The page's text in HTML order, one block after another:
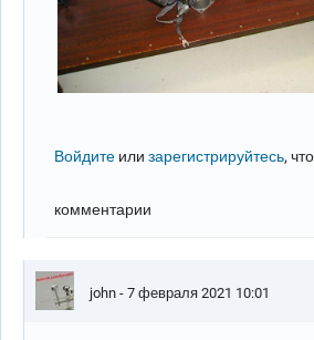
Войдите илизарегистрируйтесь,
комментарии
john - 7 февраля 2021 10:01